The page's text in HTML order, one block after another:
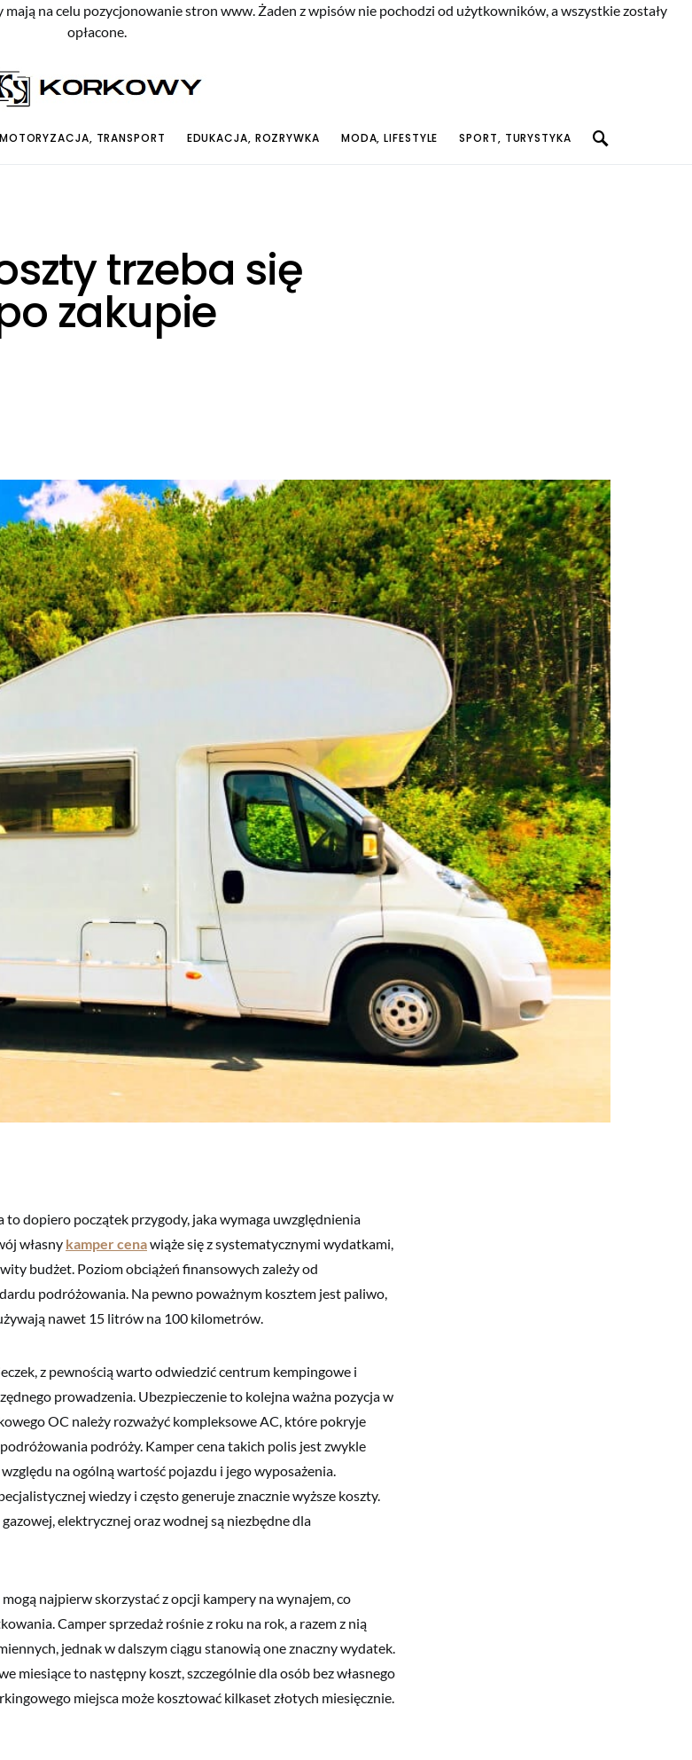
na celu pozycjonowanie stron www. Żaden z wpisów nie pochodzi od użytkowników, a wszystkie zostały
opłacone.
MOTORYZACJA, TRANSPORT EDUKACJA, ROZRYWKA MODA, LIFESTYLE SPORT, TURYSTYKA
trzeba się
zakupie
to dopiero początek przygody, jaka wymaga uwzględnienia
własny kamper cenawiąże się z systematycznymi wydatkami,
budżet. Poziom obciążeń finansowych zależy od
podróżowania. Na pewno poważnym kosztem jest paliwo,
nawet 15 litrów na 100 kilometrów.
z pewnością warto odwiedzić centrum kempingowe i
prowadzenia. Ubezpieczenie to kolejna ważna pozycja w
OC należy rozważyć kompleksowe AC, które pokryje
podróży. Kamper cena takich polis jest zwykle
na ogólną wartość pojazdu i jego wyposażenia.
wiedzy i często generuje znacznie wyższe koszty.
elektrycznej oraz wodnej są niezbędne dla
najpierw skorzystać z opcji kampery na wynajem, co
Camper sprzedaż rośnie z roku na rok, a razem z nią
jednak w dalszym ciągu stanowią one znaczny wydatek.
miesiące to następny koszt, szczególnie dla osób bez własnego
miejsca może kosztować kilkaset złotych miesięcznie.